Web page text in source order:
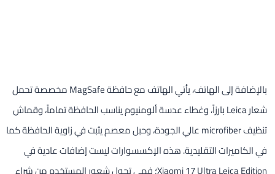
بالإضافة إلى الهاتف، يأتي الهاتف مع حافظة MagSafe مخصصة تحمل
شعار Leica بارزاً، وغطاء عدسة ألومنيوم يناسب الحافظة تماماً، وقماش
تنظيف microfiber عالي الجودة، وحبل معصم يثبت في زاوية الحافظة كما
في الكاميرات التقليدية. هذه الإكسسوارات ليست إضافات عادية في